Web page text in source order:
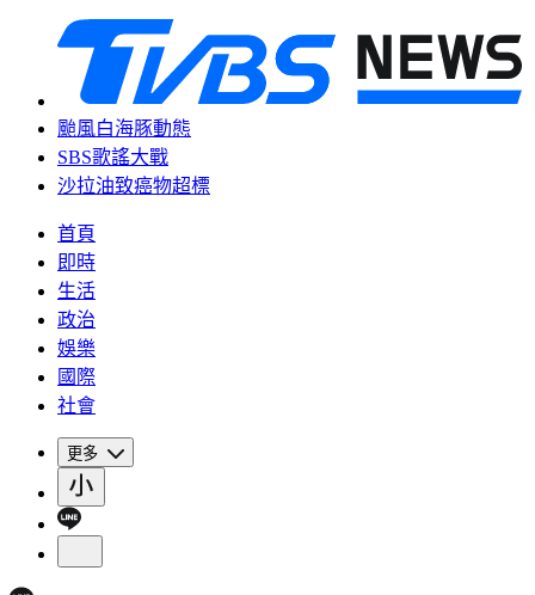
颱風白海豚動態
SBS歌謠大戰
沙拉油致癌物超標
首頁
即時
生活
政治
娛樂
國際
社會
更多